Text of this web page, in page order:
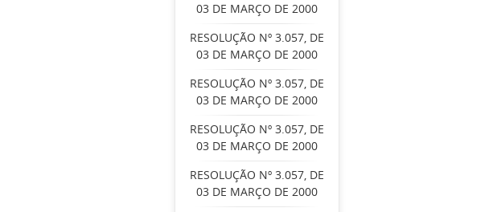
03 DE MARÇO DE 2000
RESOLUÇÃO Nº 3.057, DE
03 DE MARÇO DE 2000
RESOLUÇÃO Nº 3.057, DE
03 DE MARÇO DE 2000
RESOLUÇÃO Nº 3.057, DE
03 DE MARÇO DE 2000
RESOLUÇÃO Nº 3.057, DE
03 DE MARÇO DE 2000